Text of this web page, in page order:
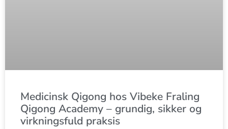
Medicinsk Qigong hos Vibeke Fraling
Qigong Academy – grundig, sikker og
virkningsfuld praksis